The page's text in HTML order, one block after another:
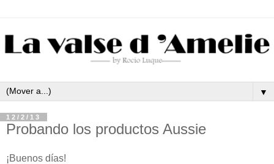
▼
12/2/13
Probando los productos Aussie
¡Buenos días!